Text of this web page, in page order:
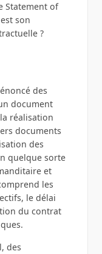
Statement of
son
?
des
document
réalisation
documents
des
quelque sorte
et
les
le délai
du contrat
des